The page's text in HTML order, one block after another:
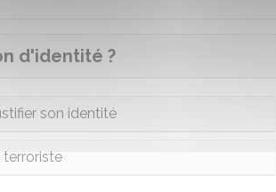
d'identité ?
son identité